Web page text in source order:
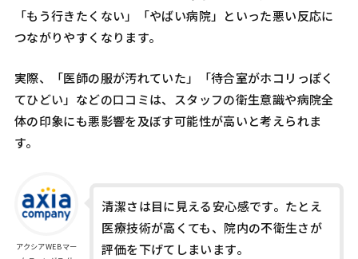
「もう行きたくない」「やばい病院」といった悪い反応に
つながりやすくなります。
実際、「医師の服が汚れていた」「待合室がホコリっぽく
てひどい」などの口コミは、スタッフの衛生意識や病院全
体の印象にも悪影響を及ぼす可能性が高いと考えられま
す。
アクシアWEBマー
清潔さは目に見える安心感です。たとえ
医療技術が高くても、院内の不衛生さが
評価を下げてしまいます。